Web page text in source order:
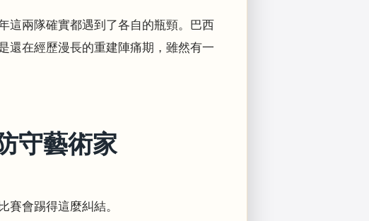
這兩隊確實都遇到了各自的瓶頸。巴西
還在經歷漫長的重建陣痛期，雖然有一
守藝術家
會踢得這麼糾結。